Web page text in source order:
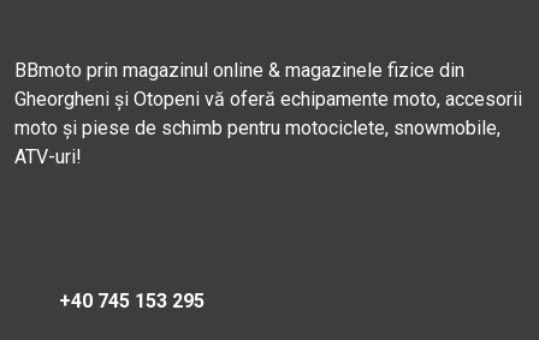
BBmoto prin magazinul online & magazinele fizice din
Gheorgheni și Otopeni vă oferă echipamente moto, accesorii
moto și piese de schimb pentru motociclete, snowmobile,
ATV-uri!
+40 745 153 295